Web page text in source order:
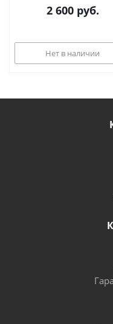
2 600руб.
Нет в наличии